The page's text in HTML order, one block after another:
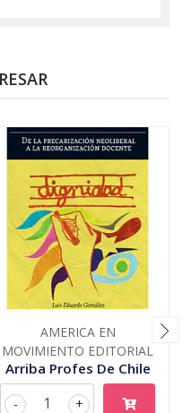
AMERICA EN
MOVIMIENTO EDITORIAL
Arriba Profes De Chile
+
-